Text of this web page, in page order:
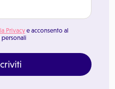
Privacy e acconsento al